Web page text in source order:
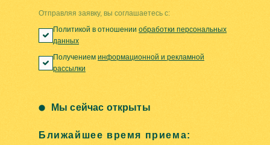
Отправляя заявку, вы соглашаетесь с:
Политикой в отношении обработки персональных
данных
Получением информационной и рекламной
рассылки
Мы сейчас открыты
Ближайшее время приема: